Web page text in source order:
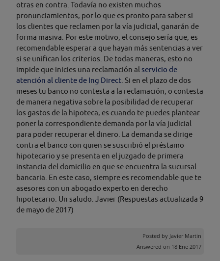
otras en contra. Todavía no existen muchos
pronunciamientos, por lo que es pronto para saber si
los clientes que reclamen por la vía judicial, ganarán de
forma masiva. Por este motivo, el consejo sería que, es
recomendable esperar a que hayan más sentencias a ver
si se unifican los criterios. De todas maneras, esto no
impide que inicies una reclamación al servicio de
atención al cliente de Ing Direct . Si en el plazo de dos
meses tu banco no contesta a la reclamación, o contesta
de manera negativa sobre la posibilidad de recuperar
los gastos de la hipoteca, es cuando te puedes plantear
poner la correspondiente demanda por la vía judicial
para poder recuperar el dinero. La demanda se dirige
contra el banco con quien se suscribió el préstamo
hipotecario y se presenta en el juzgado de primera
instancia del domicilio en que se encuentra la sucursal
bancaria. En este caso, siempre es recomendable que te
asesores con un abogado experto en derecho
hipotecario. Un saludo. Javier (Respuestas actualizada 9
de mayo de 2017)
Posted by Javier Martin
Answered on 18 Ene 2017